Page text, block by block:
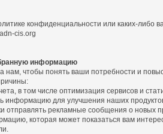
конфиденциальности или каких-либо
cis.org
информацию
нам, чтобы понять ваши потребности и
в том числе оптимизация сервисов и
информацию для улучшения наших продуктов
отправлять рекламные сообщения о новых
которая может показаться вам